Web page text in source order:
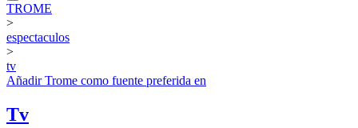
TROME
>
espectaculos
>
tv
AñadirTrome como fuente preferida en
Tv